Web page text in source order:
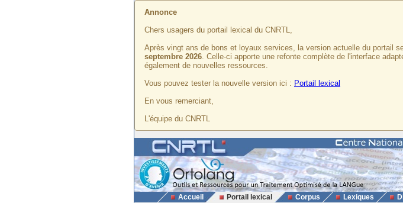
Annonce
Chers usagers du portail lexical du CNRTL,
Après vingt ans de bons et loyaux services, la version actuelle du portail
septembre 2026. Celle-ci apporte une refonte complète de l'interface
également de nouvelles ressources.
Vous pouvez tester la nouvelle version ici : Portail lexical
En vous remerciant,
L'équipe du CNRTL
Accueil Portail lexical Corpus Lexiques